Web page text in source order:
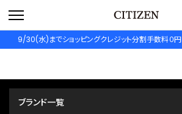
9/30(水)までショッピングクレジット分割手数料０円
ブランド一覧